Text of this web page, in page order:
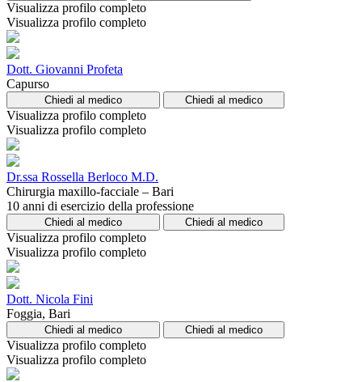
Visualizza profilo completo
Visualizza profilo completo
Dott. Giovanni Profeta
Capurso
Chiedi al medico Chiedi al medico
Visualizza profilo completo
Visualizza profilo completo
Dr.ssa Rossella Berloco M.D.
Chirurgia maxillo-facciale – Bari
10 anni di esercizio della professione
Chiedi al medico Chiedi al medico
Visualizza profilo completo
Visualizza profilo completo
Dott. Nicola Fini
Foggia, Bari
Chiedi al medico Chiedi al medico
Visualizza profilo completo
Visualizza profilo completo